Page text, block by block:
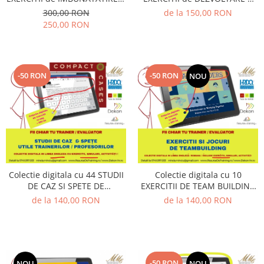
Management
Managementul Schimbarii si
Cooperare / Competitie)
OPERATIUNI AERIENE MILITARE SI
CIVILE
OPERATIUNI MARITIME MILITARE SI
CIVILE
OPERATIUNI SPATIALE MILITARE SI
CIVILE
OPERATIUNI TERESTRE MILITARE SI
CIVILE
Performanta Echipei
Neintelegerilor / Disputelor
COMUNICARII (utila in
Training & Evaluare)
300,00 RON
250,00 RON
LIDERILOR DE ECHIPA (utila in
de la 150,00 RON
-50 RON
Colectie digitala cu 44 STUDII
DE CAZ SI SPETE DE
MANAGEMENT, LUARE
de la 140,00 RON
-50 RON NOU
Colectie digitala cu 10
EXERCITII DE TEAM BUILDING
(utila in Training & Evaluare)
de la 140,00 RON